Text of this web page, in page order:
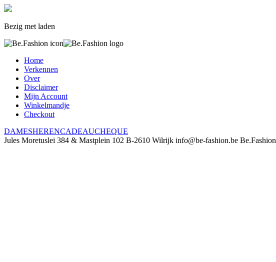
Bezig met laden
Home
Verkennen
Over
Disclaimer
Mijn Account
Winkelmandje
Checkout
DAMESHERENCADEAUCHEQUE
Jules Moretuslei 384 & Mastplein 102 B-2610 Wilrijk info@be-fashion.be Be.Fashion